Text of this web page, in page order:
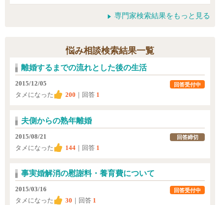
専門家検索結果をもっと見る
悩み相談検索結果一覧
離婚するまでの流れとした後の生活
2015/12/05
タメになった
200 ｜回答 1
回答受付中
夫側からの熟年離婚
2015/08/21
タメになった
144 ｜回答 1
回答締切
事実婚解消の慰謝料・養育費について
2015/03/16
タメになった
30 ｜回答 1
回答受付中